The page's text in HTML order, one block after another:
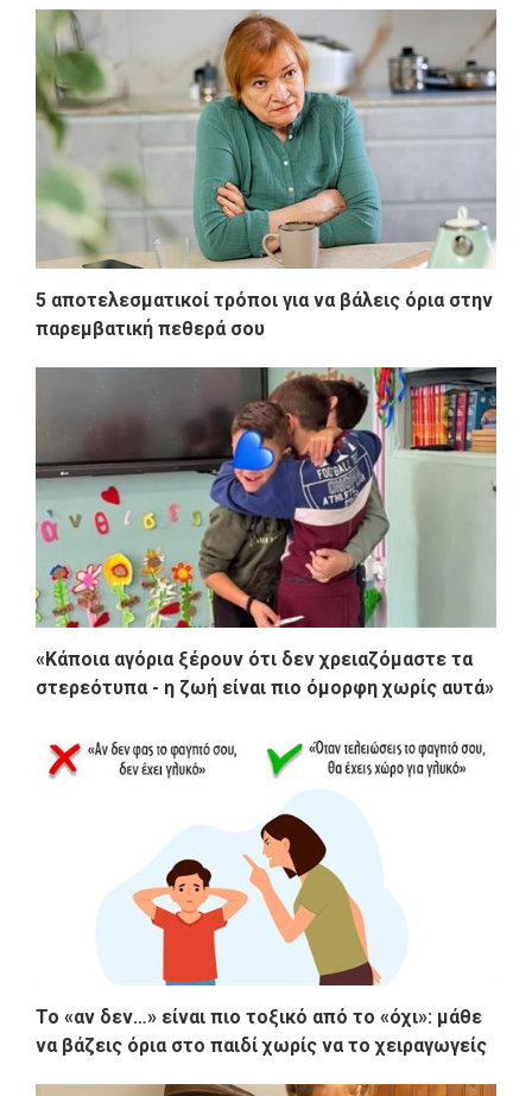
5 αποτελεσματικοί τρόποι για να βάλεις όρια στην
παρεμβατική πεθερά σου
«Κάποια αγόρια ξέρουν ότι δεν χρειαζόμαστε τα
στερεότυπα - η ζωή είναι πιο όμορφη χωρίς αυτά»
Το «αν δεν…» είναι πιο τοξικό από το «όχι»: μάθε
να βάζεις όρια στο παιδί χωρίς να το χειραγωγείς